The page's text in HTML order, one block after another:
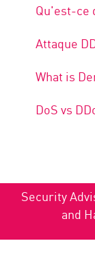
Qu'est-ce
Attaque
What is
DoS vs
Security
and